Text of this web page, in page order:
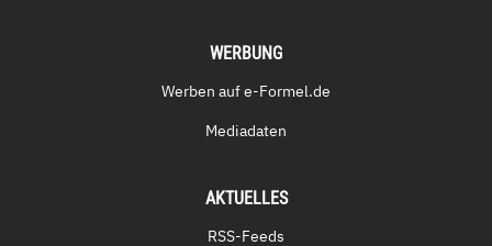
WERBUNG
Werben auf e-Formel.de
Mediadaten
AKTUELLES
RSS-Feeds